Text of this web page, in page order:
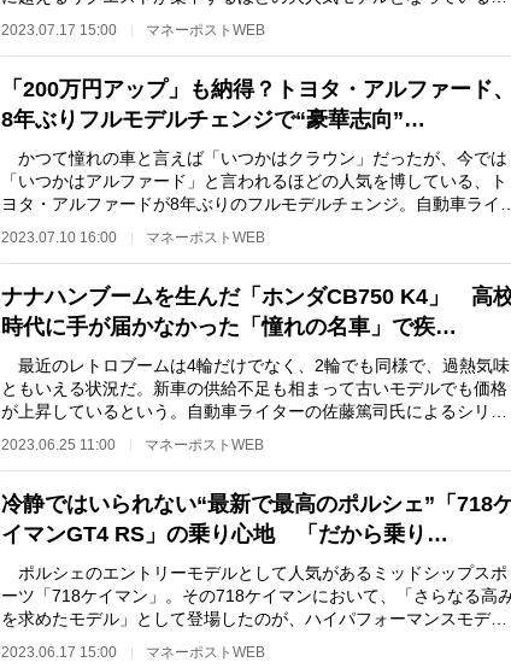
2023.07.17 15:00 マネーポストWEB
「200万円アップ」も納得？トヨタ・アルファード、
8年ぶりフルモデルチェンジで“豪華志向”…
かつて憧れの車と言えば「いつかはクラウン」だったが、今では
「いつかはアルファード」と言われるほどの人気を博している、ト
ヨタ・アルファードが8年ぶりのフルモデルチェンジ。自動車ライタ
2023.07.10 16:00 マネーポストWEB
ナナハンブームを生んだ「ホンダCB750 K4」 高
時代に手が届かなかった「憧れの名車」で疾…
最近のレトロブームは4輪だけでなく、2輪でも同様で、過熱気味
ともいえる状況だ。新車の供給不足も相まって古いモデルでも価格
が上昇しているという。自動車ライターの佐藤篤司氏によるシリー
2023.06.25 11:00 マネーポストWEB
冷静ではいられない“最新で最高のポルシェ”「718
イマンGT4 RS」の乗り心地 「だから乗り…
ポルシェのエントリーモデルとして人気があるミッドシップスポ
ーツ「718ケイマン」。その718ケイマンにおいて、「さらなる高
を求めたモデル」として登場したのが、ハイパフォーマンスモデル
2023.06.17 15:00 マネーポストWEB